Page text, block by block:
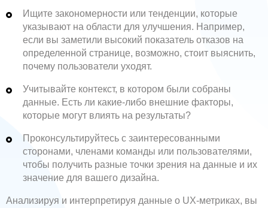
Ищите закономерности или тенденции, которые
указывают на области для улучшения. Например,
если вы заметили высокий показатель отказов на
определенной странице, возможно, стоит выяснить,
почему пользователи уходят.
Учитывайте контекст, в котором были собраны
данные. Есть ли какие-либо внешние факторы,
которые могут влиять на результаты?
Проконсультируйтесь с заинтересованными
сторонами, членами команды или пользователями,
чтобы получить разные точки зрения на данные и их
значение для вашего дизайна.
Анализируя и интерпретируя данные о UX-метриках, вы